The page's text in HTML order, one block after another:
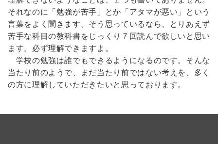
それなのに「勉強が苦手」とか「アタマが悪い」という
言葉をよく聞きます。そう思っているなら、とりあえず
苦手な科目の教科書をじっくり７回読んで欲しいと思い
ます。必ず理解できますよ。
学校の勉強は誰でもできるようになるのです。そんな
当たり前のようで、まだ当たり前ではない考えを、多く
の方に理解していただきたいと思っております。